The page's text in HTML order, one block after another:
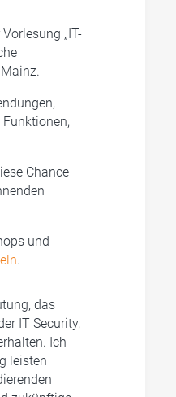
„IT-
Chance
und
.
das
IT Security,
Ich
leisten